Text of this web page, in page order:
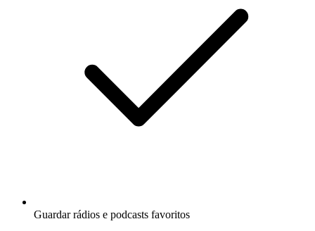
Guardar rádios e podcasts favoritos